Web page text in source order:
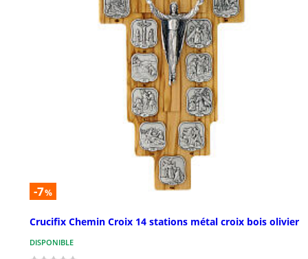
-7%
Crucifix Chemin Croix 14 stations métal croix bois olivier
DISPONIBLE